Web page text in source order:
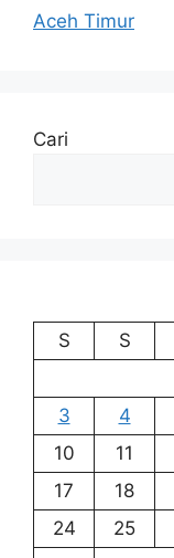
Aceh Timur
Cari
S
S
3
4
10
11
17
18
24
25